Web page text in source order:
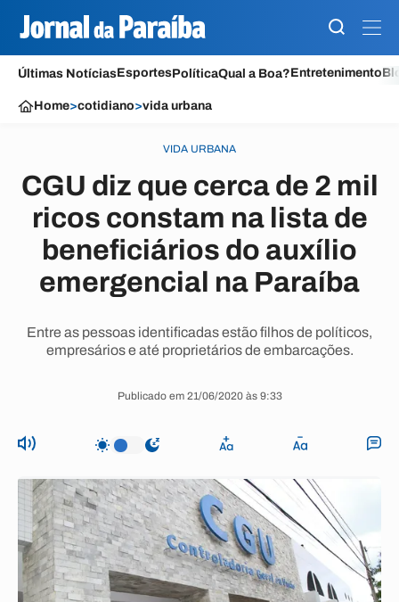
Últimas NotíciasEsportesPolíticaQual a Boa?Entretenimento
Home>cotidiano>vida urbana
VIDA URBANA
CGU diz que cerca de 2 mil
ricos constam na lista de
beneficiários do auxílio
emergencial na Paraíba
Entre as pessoas identificadas estão filhos de políticos,
empresários e até proprietários de embarcações.
Publicado em 21/06/2020 às 9:33